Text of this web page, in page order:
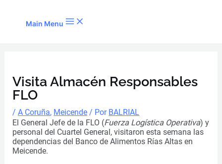
Main Menu
Visita Almacén Responsables
FLO
/A Coruña, Meicende / Por BALRIAL
El General Jefe de la FLO (Fuerza Logística Operativa) y
personal del Cuartel General, visitaron esta semana las
dependencias del Banco de Alimentos Rías Altas en
Meicende.